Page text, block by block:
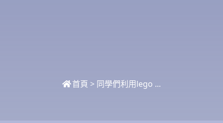
首頁 > 同學們利用lego ...